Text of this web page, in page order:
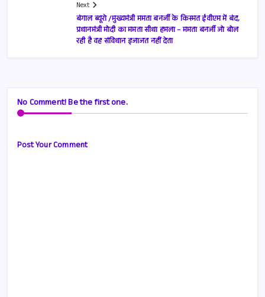
Next
बंगाल ब्यूरो /मुख्यमंत्री ममता बनर्जी के किस्मत ईवीएम में बंद,
प्रधानमंत्री मोदी का ममता सीधा हमला – ममता बनर्जी जो बोल
रही है वह संविधान इजाजत नहीं देता
No Comment! Be the first one.
Post Your Comment